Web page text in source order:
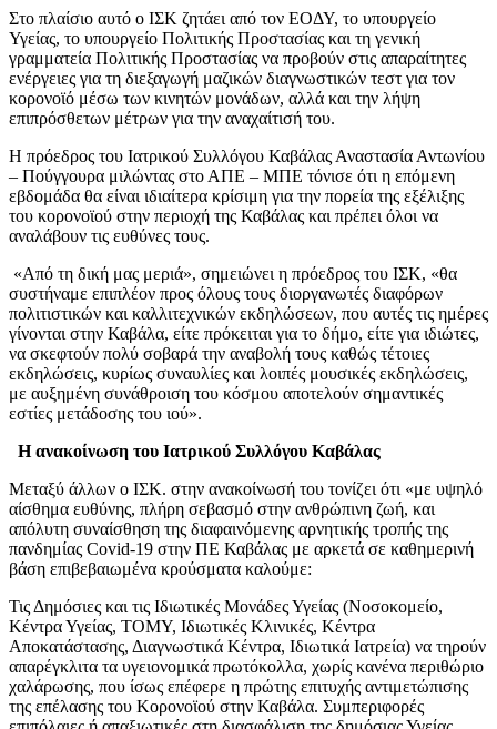
Στο πλαίσιο αυτό ο ΙΣΚ ζητάει από τον ΕΟΔΥ, το υπουργείο
Υγείας, το υπουργείο Πολιτικής Προστασίας και τη γενική
γραμματεία Πολιτικής Προστασίας να προβούν στις απαραίτητες
ενέργειες για τη διεξαγωγή μαζικών διαγνωστικών τεστ για τον
κορονοϊό μέσω των κινητών μονάδων, αλλά και την λήψη
επιπρόσθετων μέτρων για την αναχαίτισή του.
Η πρόεδρος του Ιατρικού Συλλόγου Καβάλας Αναστασία Αντωνίου
– Πούγγουρα μιλώντας στο ΑΠΕ – ΜΠΕ τόνισε ότι η επόμενη
εβδομάδα θα είναι ιδιαίτερα κρίσιμη για την πορεία της εξέλιξης
του κορονοϊού στην περιοχή της Καβάλας και πρέπει όλοι να
αναλάβουν τις ευθύνες τους.
«Από τη δική μας μεριά», σημειώνει η πρόεδρος του ΙΣΚ, «θα
συστήναμε επιπλέον προς όλους τους διοργανωτές διαφόρων
πολιτιστικών και καλλιτεχνικών εκδηλώσεων, που αυτές τις ημέρες
γίνονται στην Καβάλα, είτε πρόκειται για το δήμο, είτε για ιδιώτες,
να σκεφτούν πολύ σοβαρά την αναβολή τους καθώς τέτοιες
εκδηλώσεις, κυρίως συναυλίες και λοιπές μουσικές εκδηλώσεις,
με αυξημένη συνάθροιση του κόσμου αποτελούν σημαντικές
εστίες μετάδοσης του ιού».
Η ανακοίνωση του Ιατρικού Συλλόγου Καβάλας
Μεταξύ άλλων ο ΙΣΚ. στην ανακοίνωσή του τονίζει ότι «με υψηλό
αίσθημα ευθύνης, πλήρη σεβασμό στην ανθρώπινη ζωή, και
απόλυτη συναίσθηση της διαφαινόμενης αρνητικής τροπής της
πανδημίας Covid-19 στην ΠΕ Καβάλας με αρκετά σε καθημερινή
βάση επιβεβαιωμένα κρούσματα καλούμε:
Τις Δημόσιες και τις Ιδιωτικές Μονάδες Υγείας (Νοσοκομείο,
Κέντρα Υγείας, ΤΟΜΥ, Ιδιωτικές Κλινικές, Κέντρα
Αποκατάστασης, Διαγνωστικά Κέντρα, Ιδιωτικά Ιατρεία) να τηρούν
απαρέγκλιτα τα υγειονομικά πρωτόκολλα, χωρίς κανένα περιθώριο
χαλάρωσης, που ίσως επέφερε η πρώτης επιτυχής αντιμετώπισης
της επέλασης του Κορονοϊού στην Καβάλα. Συμπεριφορές